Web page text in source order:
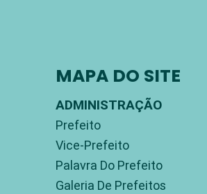
MAPA DO SITE
ADMINISTRAÇÃO
Prefeito
Vice-Prefeito
Palavra Do Prefeito
Galeria De Prefeitos